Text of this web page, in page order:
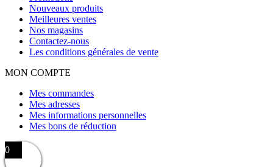
Nouveaux produits
Meilleures ventes
Nos magasins
Contactez-nous
Les conditions générales de vente
MON COMPTE
Mes commandes
Mes adresses
Mes informations personnelles
Mes bons de réduction
0